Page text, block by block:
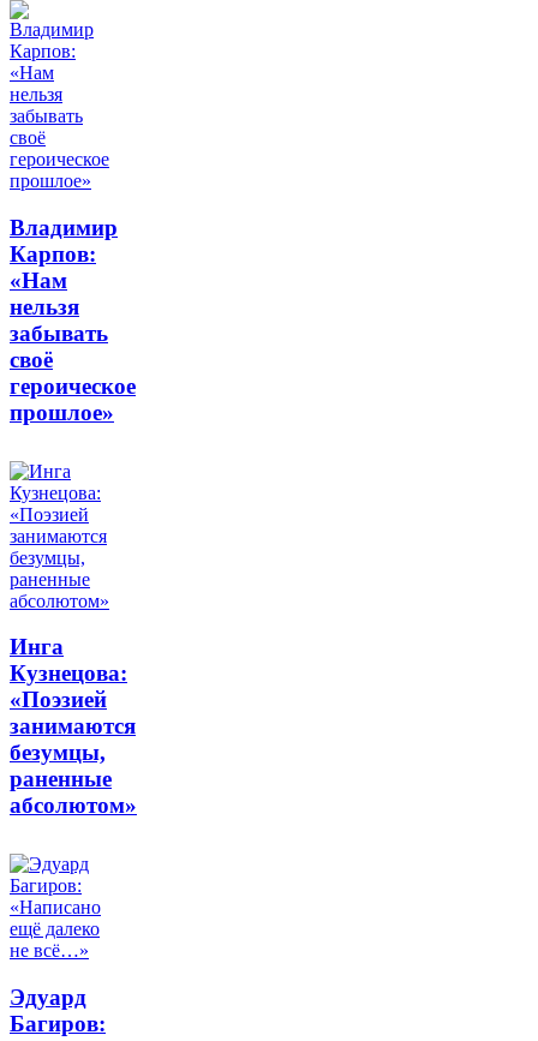
Владимир
Карпов:
«Нам
нельзя
забывать
своё
героическое
прошлое»
Инга
Кузнецова:
«Поэзией
занимаются
безумцы,
раненные
абсолютом»
Эдуард
Багиров: